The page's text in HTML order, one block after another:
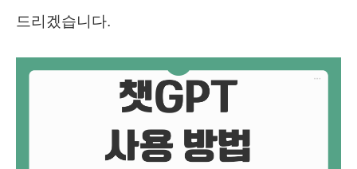
드리겠습니다.